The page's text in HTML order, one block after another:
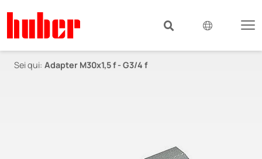
Sei qui: Adapter M30x1,5 f - G3/4 f